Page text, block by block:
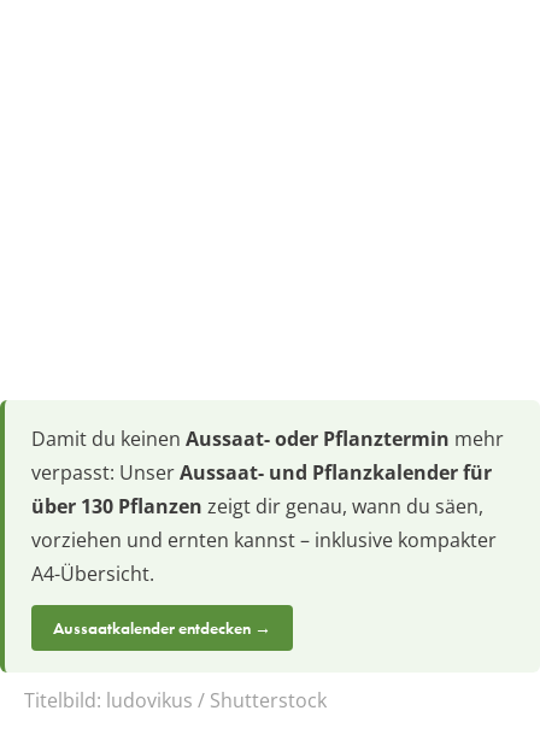
Damit du keinen Aussaat- oder Pflanztermin mehr
verpasst: UnserAussaat- und Pflanzkalender für
über 130 Pflanzen zeigt dir genau, wann du säen,
vorziehen und ernten kannst – inklusive kompakter
A4-Übersicht.
Aussaatkalender entdecken →
Titelbild: ludovikus / Shutterstock